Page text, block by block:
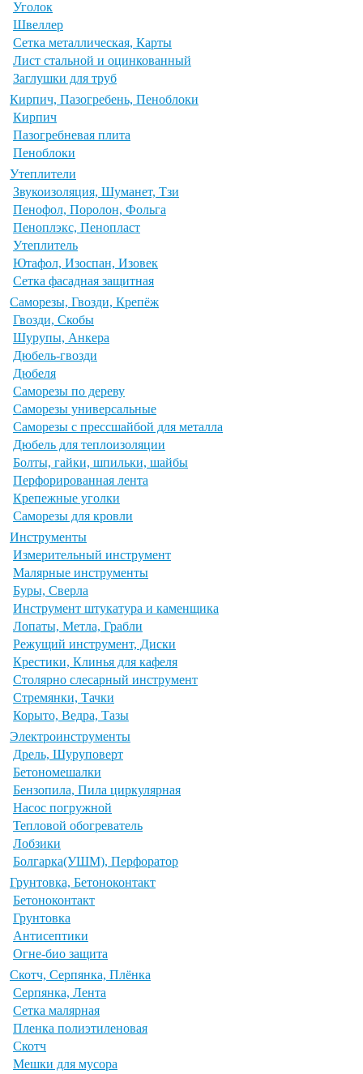
Уголок
Швеллер
Сетка металлическая, Карты
Лист стальной и оцинкованный
Заглушки для труб
Кирпич, Пазогребень, Пеноблоки
Кирпич
Пазогребневая плита
Пеноблоки
Утеплители
Звукоизоляция, Шуманет, Тзи
Пенофол, Поролон, Фольга
Пеноплэкс, Пенопласт
Утеплитель
Ютафол, Изоспан, Изовек
Сетка фасадная защитная
Саморезы, Гвозди, Крепёж
Гвозди, Скобы
Шурупы, Анкера
Дюбель-гвозди
Дюбеля
Саморезы по дереву
Саморезы универсальные
Саморезы с прессшайбой для металла
Дюбель для теплоизоляции
Болты, гайки, шпильки, шайбы
Перфорированная лента
Крепежные уголки
Саморезы для кровли
Инструменты
Измерительный инструмент
Малярные инструменты
Буры, Сверла
Инструмент штукатура и каменщика
Лопаты, Метла, Грабли
Режущий инструмент, Диски
Крестики, Клинья для кафеля
Столярно слесарный инструмент
Стремянки, Тачки
Корыто, Ведра, Тазы
Электроинструменты
Дрель, Шуруповерт
Бетономешалки
Бензопила, Пила циркулярная
Насос погружной
Тепловой обогреватель
Лобзики
Болгарка(УШМ), Перфоратор
Грунтовка, Бетоноконтакт
Бетоноконтакт
Грунтовка
Антисептики
Огне-био защита
Скотч, Серпянка, Плёнка
Серпянка, Лента
Сетка малярная
Пленка полиэтиленовая
Скотч
Мешки для мусора